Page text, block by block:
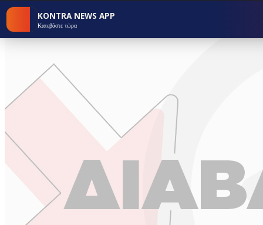
KONTRA NEWS APP
Κατεβάστε τώρα